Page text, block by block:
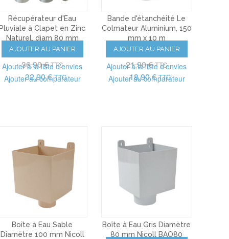
Récupérateur d'Eau
à Clapet en Zinc
Naturel, diam 80 mm
(111)
36,90 € TTC
32,90 € TTC
AJOUTER AU PANIER
Ajouter à la liste d'envies
Ajouter au comparateur
Bande d'étanchéité Le
Colmateur Aluminium, 150
mm x 10 m
(2)
21,90 € TTC
18,90 € TTC
AJOUTER AU PANIER
Ajouter à la liste d'envies
Ajouter au comparateur
Boîte à Eau Sable
Diamètre 100 mm Nicoll
Boîte à Eau Gris Diamètre
80 mm Nicoll BAO80